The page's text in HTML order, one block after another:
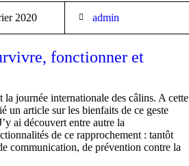
2020 admin
fonctionner et
la journée internationale des câlins. A cette
un article sur les bienfaits de ce geste
ai découvert entre autre la
de ce rapprochement : tantôt
communication, de prévention contre la